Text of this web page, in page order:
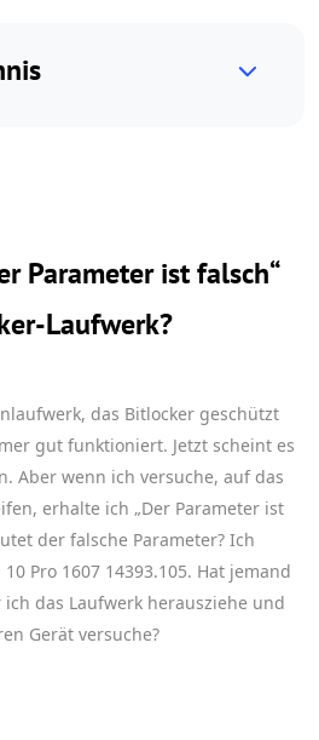
Parameter ist falsch“
Laufwerk?
das Bitlocker geschützt
gut funktioniert. Jetzt scheint es
Aber wenn ich versuche, auf das
erhalte ich „Der Parameter ist
der falsche Parameter? Ich
Pro 1607 14393.105. Hat jemand
ich das Laufwerk herausziehe und
Gerät versuche?